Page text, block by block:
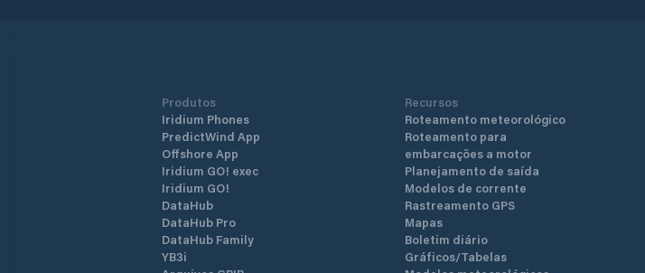
Produtos
Iridium Phones
PredictWind App
Offshore App
Iridium GO! exec
Iridium GO!
DataHub
DataHub Pro
DataHub Family
YB3i
Recursos
Roteamento meteorológico
Roteamento para
embarcações a motor
Planejamento de saída
Modelos de corrente
Rastreamento GPS
Mapas
Boletim diário
Gráficos/Tabelas